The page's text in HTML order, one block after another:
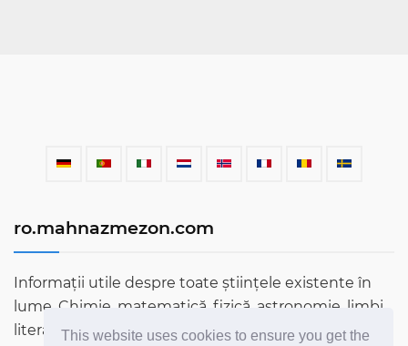
This website uses cookies to ensure you get the
ro.mahnazmezon.com
Informații utile despre toate științele existente în
lume. Chimie, matematică, fizică, astronomie, limbi,
literatură și multe altele. Aflați mai multe despre